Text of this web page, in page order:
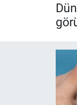
KULİS
ALT LIGLER
Son Dakika